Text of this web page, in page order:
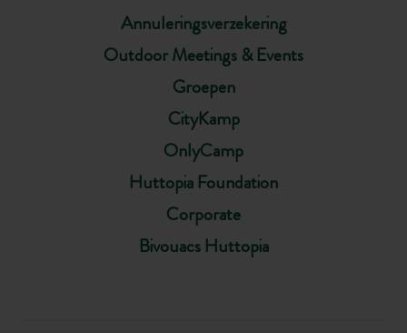
Annuleringsverzekering
Outdoor Meetings & Events
Groepen
CityKamp
OnlyCamp
Huttopia Foundation
Corporate
Bivouacs Huttopia